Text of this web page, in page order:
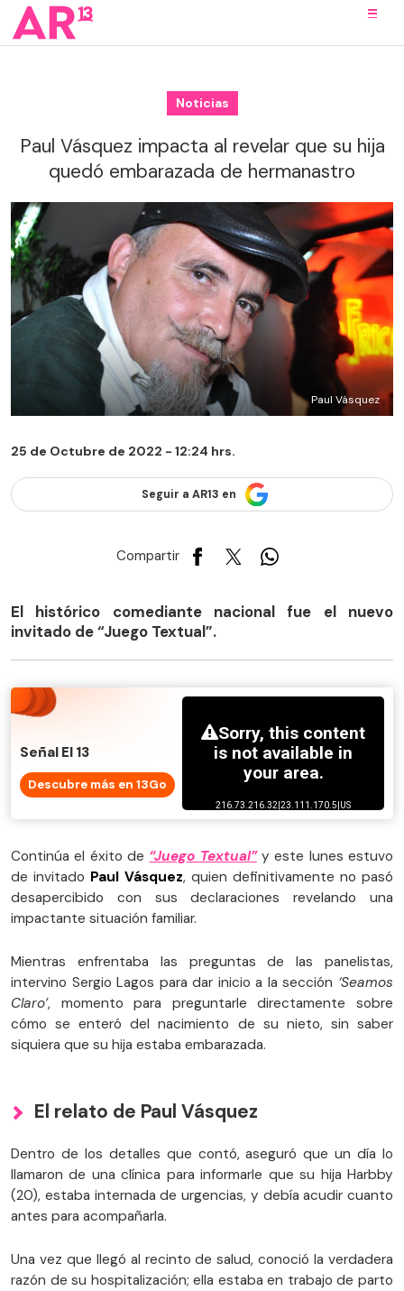
Noticias
Paul Vásquez impacta al revelar que su hija
quedó embarazada de hermanastro
Paul Vásquez
25 de Octubre de 2022 - 12:24 hrs.
Seguir a AR13 en
Compartir
El histórico comediante nacional fue el nuevo
invitado de “Juego Textual”.
Señal El 13
Descubre más en 13Go
Continúa el éxito de “Juego Textual”y este lunes estuvo
de invitado Paul Vásquez, quien definitivamente no pasó
desapercibido con sus declaraciones revelando una
impactante situación familiar.
Mientras enfrentaba las preguntas de las panelistas,
intervino Sergio Lagos para dar inicio a la sección ‘Seamos
Claro’, momento para preguntarle directamente sobre
cómo se enteró del nacimiento de su nieto, sin saber
siquiera que su hija estaba embarazada.
El relato de Paul Vásquez
Dentro de los detalles que contó, aseguró que un día lo
llamaron de una clínica para informarle que su hija Harbby
(20), estaba internada de urgencias, y debía acudir cuanto
antes para acompañarla.
Una vez que llegó al recinto de salud, conoció la verdadera
razón de su hospitalización; ella estaba en trabajo de parto